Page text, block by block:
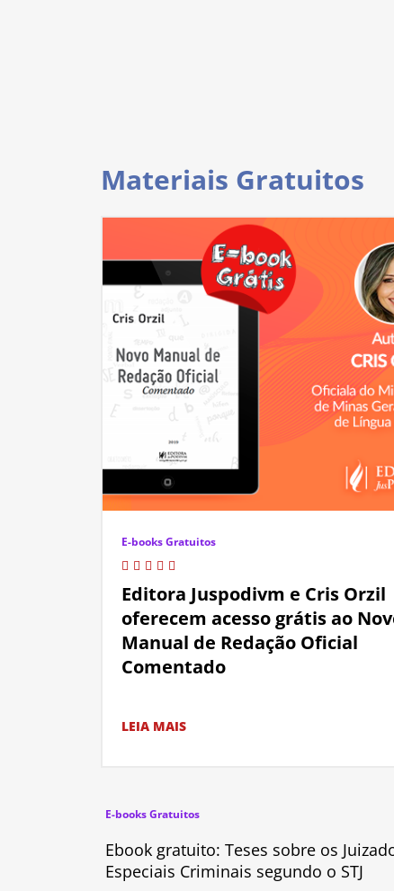
Materiais Gratuitos
E-books Gratuitos
Editora Juspodivm e Cris Orzil
oferecem acesso grátis ao
Manual de Redação Oficial
Comentado
LEIA MAIS
E-books Gratuitos
Ebook gratuito: Teses sobre os
Especiais Criminais segundo o STJ